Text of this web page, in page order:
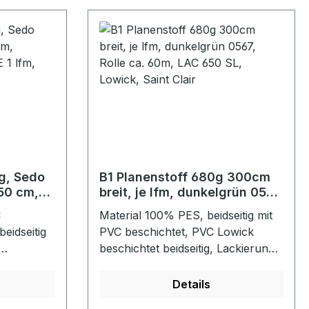
Sedo
cm,
B1 Planenstoff 680g 300cm
breit, je lfm, dunkelgrün 0567,
Lowick, Saint Clair
Material 100% PES, beidseitig mit
PVC beschichtet, PVC Lowick
beschichtet beidseitig, Lackierung
g/m2, wasserundurchlässig, gut
Details